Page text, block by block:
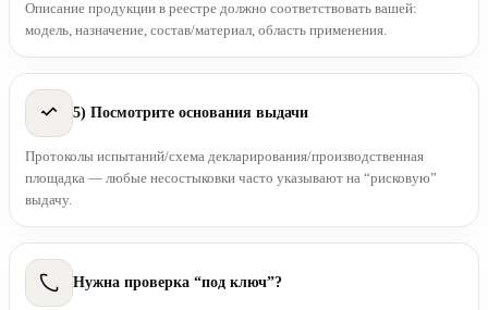
Описание продукции в реестре должно соответствовать вашей:
модель, назначение, состав/материал, область применения.
5) Посмотрите основания выдачи
Протоколы испытаний/схема декларирования/производственная
площадка — любые несостыковки часто указывают на “рисковую”
выдачу.
Нужна проверка “под ключ”?